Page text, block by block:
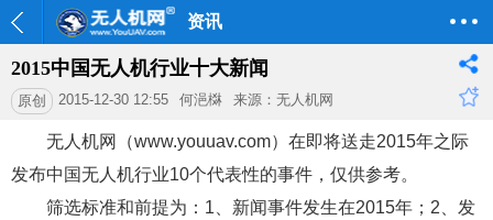
资讯
2015中国无人机行业十大新闻
原创 2015-12-30 12:55 何浥棥 来源：无人机网
无人机网（www.youuav.com）在即将送走2015年之际
发布中国无人机行业10个代表性的事件，仅供参考。
筛选标准和前提为：1、新闻事件发生在2015年；2、发